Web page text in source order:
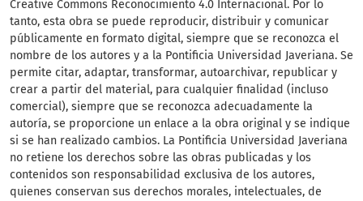
Creative Commons Reconocimiento 4.0 Internacional. Por lo
tanto, esta obra se puede reproducir, distribuir y comunicar
públicamente en formato digital, siempre que se reconozca el
nombre de los autores y a la Pontificia Universidad Javeriana. Se
permite citar, adaptar, transformar, autoarchivar, republicar y
crear a partir del material, para cualquier finalidad (incluso
comercial), siempre que se reconozca adecuadamente la
autoría, se proporcione un enlace a la obra original y se indique
si se han realizado cambios. La Pontificia Universidad Javeriana
no retiene los derechos sobre las obras publicadas y los
contenidos son responsabilidad exclusiva de los autores,
quienes conservan sus derechos morales, intelectuales, de